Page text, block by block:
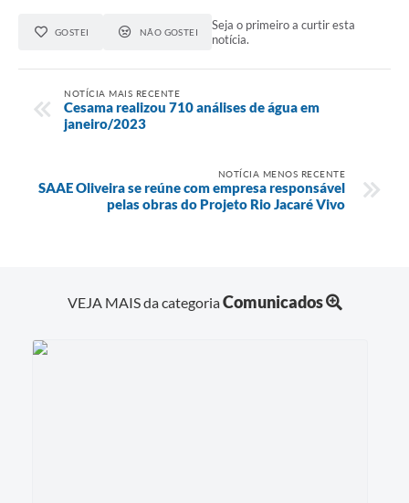
GOSTEI NÃO GOSTEI
Seja o primeiro a curtir esta
notícia.
NOTÍCIA MAIS RECENTE
Cesama realizou 710 análises de água em
janeiro/2023
NOTÍCIA MENOS RECENTE
SAAE Oliveira se reúne com empresa responsável
pelas obras do Projeto Rio Jacaré Vivo
VEJA MAIS da categoriaComunicados